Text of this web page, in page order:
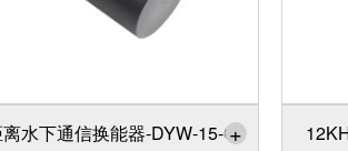
水下通信换能器-DYW-15-G+